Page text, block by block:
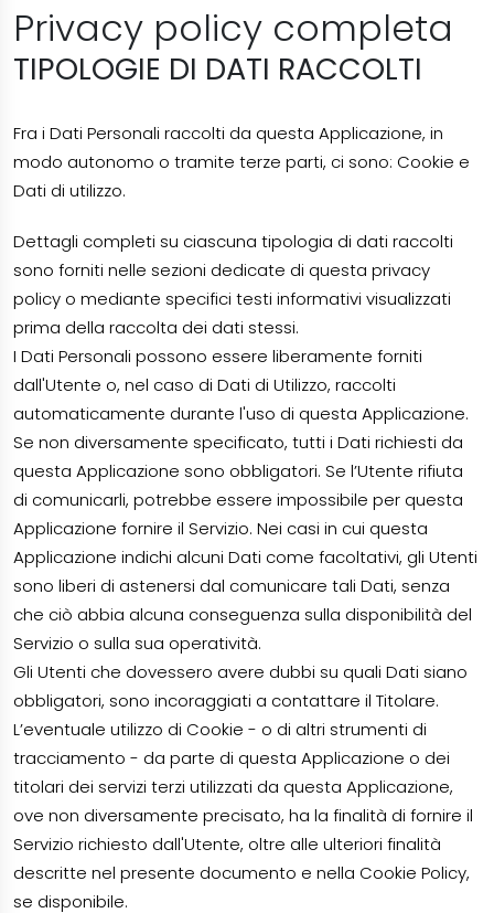
Privacy policy completa
TIPOLOGIE DI DATI RACCOLTI
Fra i Dati Personali raccolti da questa Applicazione, in
modo autonomo o tramite terze parti, ci sono: Cookie e
Dati di utilizzo.
Dettagli completi su ciascuna tipologia di dati raccolti
sono forniti nelle sezioni dedicate di questa privacy
policy o mediante specifici testi informativi visualizzati
prima della raccolta dei dati stessi.
I Dati Personali possono essere liberamente forniti
dall'Utente o, nel caso di Dati di Utilizzo, raccolti
automaticamente durante l'uso di questa Applicazione.
Se non diversamente specificato, tutti i Dati richiesti da
questa Applicazione sono obbligatori. Se l’Utente rifiuta
di comunicarli, potrebbe essere impossibile per questa
Applicazione fornire il Servizio. Nei casi in cui questa
Applicazione indichi alcuni Dati come facoltativi, gli Utenti
sono liberi di astenersi dal comunicare tali Dati, senza
che ciò abbia alcuna conseguenza sulla disponibilità del
Servizio o sulla sua operatività.
Gli Utenti che dovessero avere dubbi su quali Dati siano
obbligatori, sono incoraggiati a contattare il Titolare.
L’eventuale utilizzo di Cookie - o di altri strumenti di
tracciamento - da parte di questa Applicazione o dei
titolari dei servizi terzi utilizzati da questa Applicazione,
ove non diversamente precisato, ha la finalità di fornire il
Servizio richiesto dall'Utente, oltre alle ulteriori finalità
descritte nel presente documento e nella Cookie Policy,
se disponibile.